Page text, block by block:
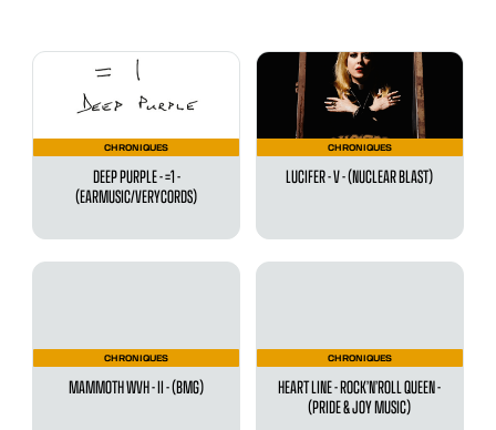
CHRONIQUES
DEEP PURPLE - =1 -
(EARMUSIC/VERYCORDS)
CHRONIQUES
LUCIFER - V - (NUCLEAR BLAST)
CHRONIQUES
MAMMOTH WVH - II - (BMG)
CHRONIQUES
HEART LINE - ROCK’N’ROLL QUEEN -
(PRIDE & JOY MUSIC)